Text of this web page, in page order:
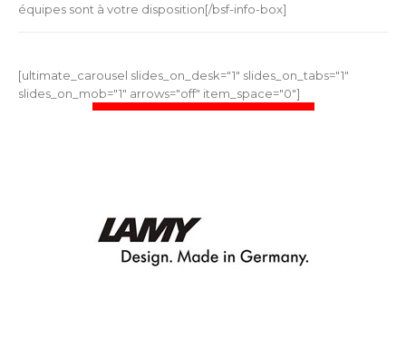
équipes sont à votre disposition[/bsf-info-box]
[ultimate_carousel slides_on_desk="1" slides_on_tabs="1"
slides_on_mob="1" arrows="off" item_space="0"]